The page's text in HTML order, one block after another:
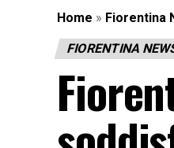
Home » Fiorentina
FIORENTINA